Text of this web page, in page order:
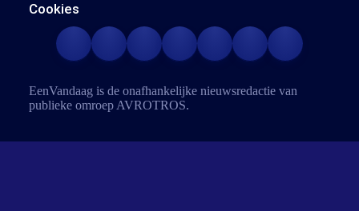
Cookies
EenVandaag is de onafhankelijke nieuwsredactie van
publieke omroep AVROTROS.